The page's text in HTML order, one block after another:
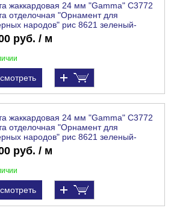
жаккардовая 24 мм "Gamma" С3772
отделочная "Орнамент для
народов" рис 8621 зеленый-
руб. / м
жаккардовая 24 мм "Gamma" С3772
отделочная "Орнамент для
народов" рис 8621 зеленый-
руб. / м